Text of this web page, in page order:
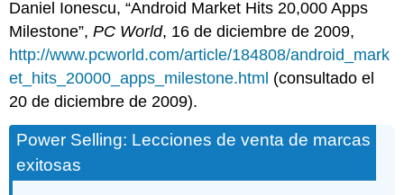
Daniel Ionescu, “Android Market Hits 20,000 Apps
Milestone”,PC World, 16 de diciembre de 2009,
http://www.pcworld.com/article/184808/android_mark
et_hits_20000_apps_milestone.html (consultado el
20 de diciembre de 2009).
Power Selling: Lecciones de venta de marcas
exitosas